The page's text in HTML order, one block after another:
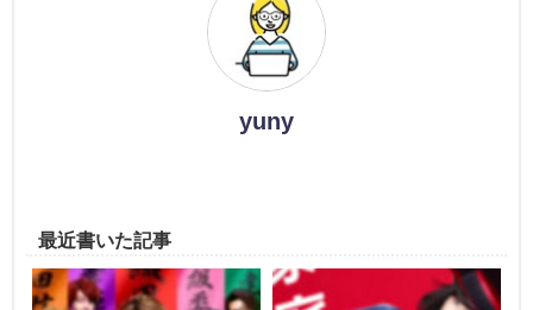
yuny
最近書いた記事